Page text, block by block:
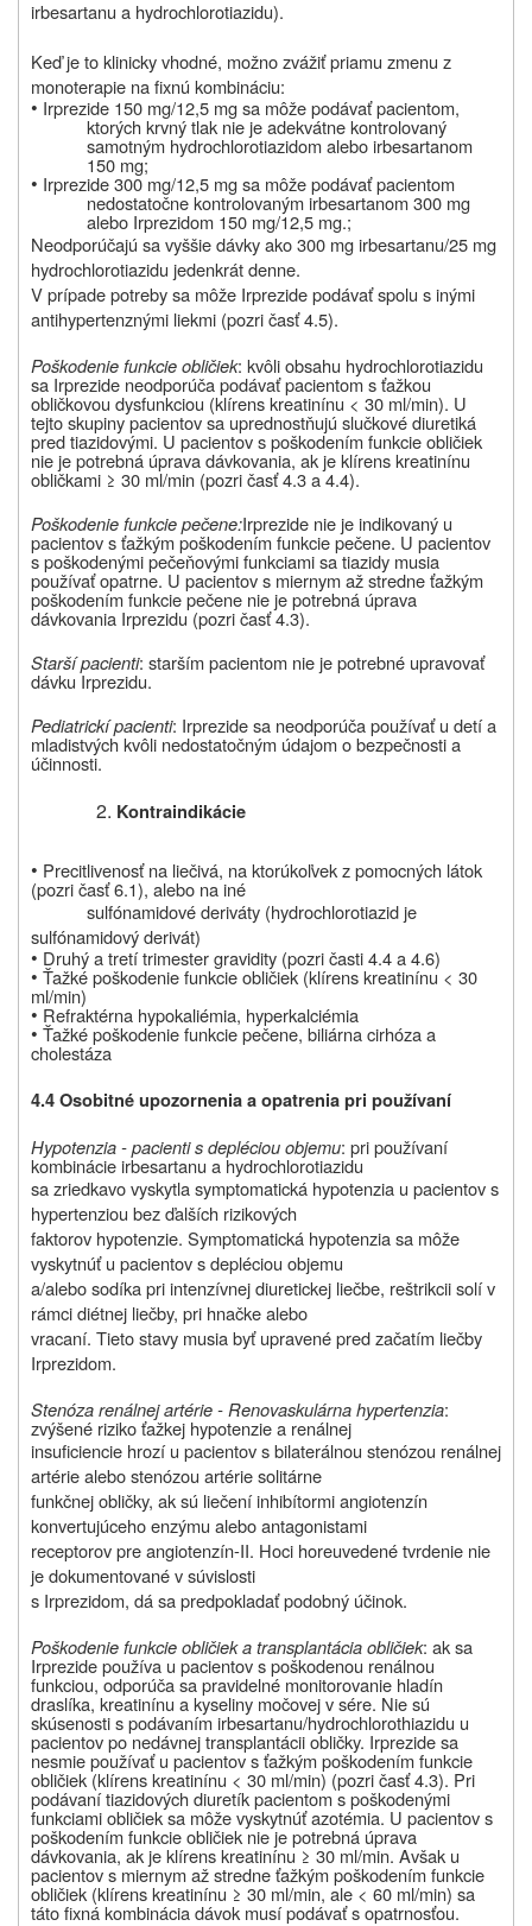
irbesartanu a hydrochlorotiazidu).
Keď je to klinicky vhodné, možno zvážiť priamu zmenu z
monoterapie na fixnú kombináciu:
• Irprezide 150 mg/12,5 mg sa môže podávať pacientom,
ktorých krvný tlak nie je adekvátne kontrolovaný
samotným hydrochlorotiazidom alebo irbesartanom
150 mg;
• Irprezide 300 mg/12,5 mg sa môže podávať pacientom
nedostatočne kontrolovaným irbesartanom 300 mg
alebo Irprezidom 150 mg/12,5 mg.;
Neodporúčajú sa vyššie dávky ako 300 mg irbesartanu/25 mg
hydrochlorotiazidu jedenkrát denne.
V prípade potreby sa môže Irprezide podávať spolu s inými
antihypertenznými liekmi (pozri časť 4.5).
Poškodenie funkcie obličiek: kvôli obsahu hydrochlorotiazidu
sa Irprezide neodporúča podávať pacientom s ťažkou
obličkovou dysfunkciou (klírens kreatinínu < 30 ml/min). U
tejto skupiny pacientov sa uprednostňujú slučkové diuretiká
pred tiazidovými. U pacientov s poškodením funkcie obličiek
nie je potrebná úprava dávkovania, ak je klírens kreatinínu
obličkami ≥ 30 ml/min (pozri časť 4.3 a 4.4).
Poškodenie funkcie pečene:Irprezide nie je indikovaný u
pacientov s ťažkým poškodením funkcie pečene. U pacientov
s poškodenými pečeňovými funkciami sa tiazidy musia
používať opatrne. U pacientov s miernym až stredne ťažkým
poškodením funkcie pečene nie je potrebná úprava
dávkovania Irprezidu (pozri časť 4.3).
Starší pacienti: starším pacientom nie je potrebné upravovať
dávku Irprezidu.
Pediatrickí pacienti: Irprezide sa neodporúča používať u detí a
mladistvých kvôli nedostatočným údajom o bezpečnosti a
účinnosti.
Kontraindikácie
• Precitlivenosť na liečivá, na ktorúkoľvek z pomocných látok
(pozri časť 6.1), alebo na iné
sulfónamidové deriváty (hydrochlorotiazid je
sulfónamidový derivát)
• Druhý a tretí trimester gravidity (pozri časti 4.4 a 4.6)
• Ťažké poškodenie funkcie obličiek (klírens kreatinínu < 30
ml/min)
• Refraktérna hypokaliémia, hyperkalciémia
• Ťažké poškodenie funkcie pečene, biliárna cirhóza a
cholestáza
4.4 Osobitné upozornenia a opatrenia pri používaní
Hypotenzia - pacienti s depléciou objemu: pri používaní
kombinácie irbesartanu a hydrochlorotiazidu
sa zriedkavo vyskytla symptomatická hypotenzia u pacientov s
hypertenziou bez ďalších rizikových
faktorov hypotenzie. Symptomatická hypotenzia sa môže
vyskytnúť u pacientov s depléciou objemu
a/alebo sodíka pri intenzívnej diuretickej liečbe, reštrikcii solí v
rámci diétnej liečby, pri hnačke alebo
vracaní. Tieto stavy musia byť upravené pred začatím liečby
Irprezidom.
Stenóza renálnej artérie - Renovaskulárna hypertenzia:
zvýšené riziko ťažkej hypotenzie a renálnej
insuficiencie hrozí u pacientov s bilaterálnou stenózou renálnej
artérie alebo stenózou artérie solitárne
funkčnej obličky, ak sú liečení inhibítormi angiotenzín
konvertujúceho enzýmu alebo antagonistami
receptorov pre angiotenzín-II. Hoci horeuvedené tvrdenie nie
je dokumentované v súvislosti
s Irprezidom, dá sa predpokladať podobný účinok.
Poškodenie funkcie obličiek a transplantácia obličiek: ak sa
Irprezide používa u pacientov s poškodenou renálnou
funkciou, odporúča sa pravidelné monitorovanie hladín
draslíka, kreatinínu a kyseliny močovej v sére. Nie sú
skúsenosti s podávaním irbesartanu/hydrochlorothiazidu u
pacientov po nedávnej transplantácii obličky. Irprezide sa
nesmie používať u pacientov s ťažkým poškodením funkcie
obličiek (klírens kreatinínu < 30 ml/min) (pozri časť 4.3). Pri
podávaní tiazidových diuretík pacientom s poškodenými
funkciami obličiek sa môže vyskytnúť azotémia. U pacientov s
poškodením funkcie obličiek nie je potrebná úprava
dávkovania, ak je klírens kreatinínu ≥ 30 ml/min. Avšak u
pacientov s miernym až stredne ťažkým poškodením funkcie
obličiek (klírens kreatinínu ≥ 30 ml/min, ale < 60 ml/min) sa
táto fixná kombinácia dávok musí podávať s opatrnosťou.